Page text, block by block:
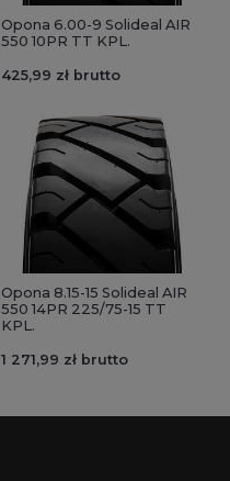
Opona 6.00-9 Solideal AIR
550 10PR TT KPL.
425,99 zł brutto
Opona 8.15-15 Solideal AIR
550 14PR 225/75-15 TT
KPL.
1 271,99 zł brutto